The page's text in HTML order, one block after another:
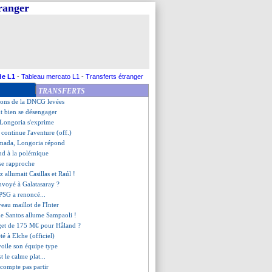
L1 - Tableau mercato L1 - Transferts étranger
TRANSFERTS
restera un tifoso
peur de la concurrence
bientôt de retour
de la DNCG levées
bien se désengager
s'exprime
continue l'aventure (off.)
Longoria répond
à la polémique
rapproche
allumait Casillas et Raúl !
à Galatasaray ?
a renoncé...
maillot de l'Inter
Santos allume Sampaoli !
de 175 M€ pour Håland ?
à Elche (officiel)
son équipe type
le calme plat...
pas partir